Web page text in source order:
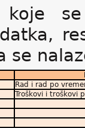
koje
se
Rad i rad po
Troškovi i troškovi